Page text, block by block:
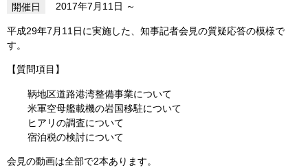
2017年7月11日
平成29年7月11日に実施した、知事記者会見の質疑応答の模様で
す。
【質問項目】
鞆地区道路港湾整備事業について
米軍空母艦載機の岩国移駐について
ヒアリの調査について
宿泊税の検討について
会見の動画は全部で2本あります。